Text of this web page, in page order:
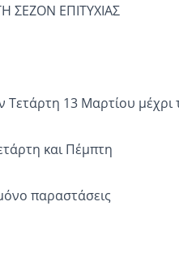
ΣΕΖΟΝ ΕΠΙΤΥΧΙΑΣ
Τετάρτη 13 Μαρτίου μέχρι
και Πέμπτη
παραστάσεις